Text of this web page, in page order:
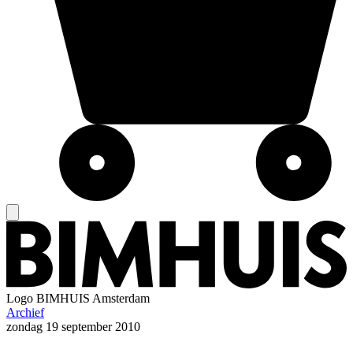
Logo BIMHUIS Amsterdam
Archief
zondag 19 september 2010